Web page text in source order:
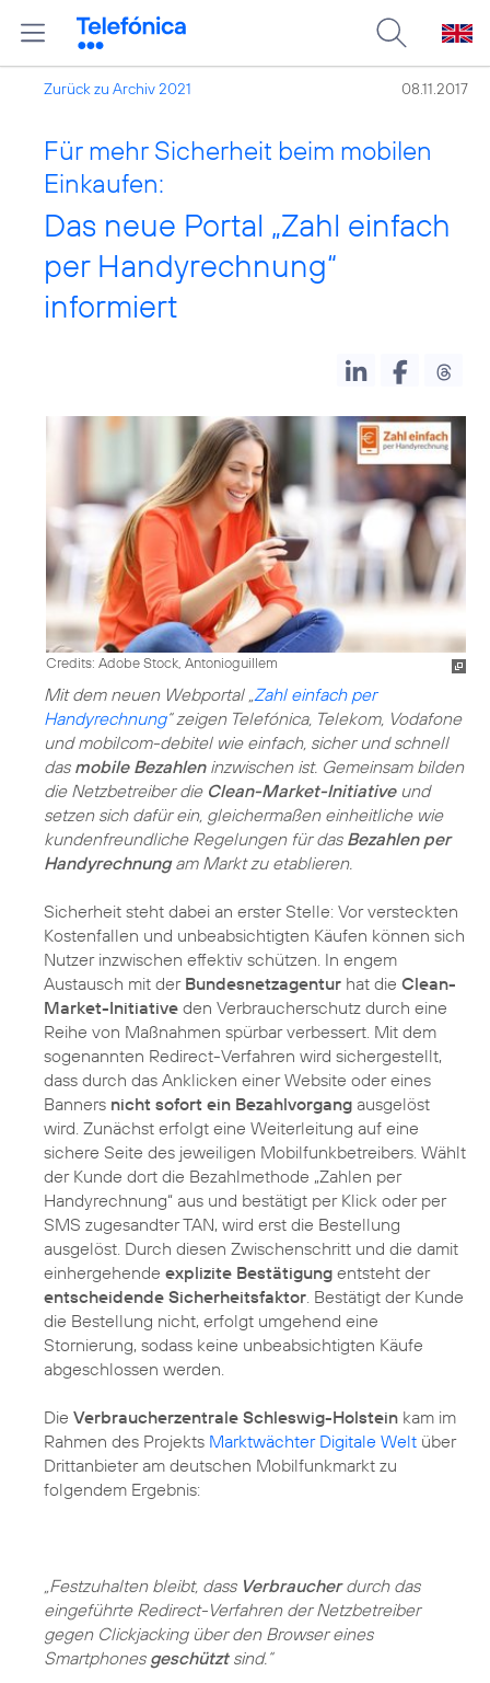
Zurück zu Archiv 2021 08.11.2017
Für mehr Sicherheit beim mobilen
Einkaufen:
Das neue Portal „Zahl einfach
per Handyrechnung“
informiert
Credits: Adobe Stock, Antonioguillem
Mit dem neuen Webportal „Zahl einfach per
Handyrechnung“ zeigen Telefónica, Telekom, Vodafone
und mobilcom-debitel wie einfach, sicher und schnell
das mobile Bezahleninzwischen ist. Gemeinsam bilden
die Netzbetreiber die Clean-Market-Initiativeund
setzen sich dafür ein, gleichermaßen einheitliche wie
kundenfreundliche Regelungen für das Bezahlen per
Handyrechnungam Markt zu etablieren.
Sicherheit steht dabei an erster Stelle: Vor versteckten
Kostenfallen und unbeabsichtigten Käufen können sich
Nutzer inzwischen effektiv schützen. In engem
Austausch mit der Bundesnetzagentur hat die Clean-
Market-Initiative den Verbraucherschutz durch eine
Reihe von Maßnahmen spürbar verbessert. Mit dem
sogenannten Redirect-Verfahren wird sichergestellt,
dass durch das Anklicken einer Website oder eines
Banners nicht sofort ein Bezahlvorgang ausgelöst
wird. Zunächst erfolgt eine Weiterleitung auf eine
sichere Seite des jeweiligen Mobilfunkbetreibers. Wählt
der Kunde dort die Bezahlmethode „Zahlen per
Handyrechnung“ aus und bestätigt per Klick oder per
SMS zugesandter TAN, wird erst die Bestellung
ausgelöst. Durch diesen Zwischenschritt und die damit
einhergehende explizite Bestätigung entsteht der
entscheidende Sicherheitsfaktor. Bestätigt der Kunde
die Bestellung nicht, erfolgt umgehend eine
Stornierung, sodass keine unbeabsichtigten Käufe
abgeschlossen werden.
Die Verbraucherzentrale Schleswig-Holstein kam im
Rahmen des Projekts Marktwächter Digitale Welt über
Drittanbieter am deutschen Mobilfunkmarkt zu
folgendem Ergebnis:
„Festzuhalten bleibt, dass Verbraucherdurch das
eingeführte Redirect-Verfahren der Netzbetreiber
gegen Clickjacking über den Browser eines
Smartphones geschütztsind.“